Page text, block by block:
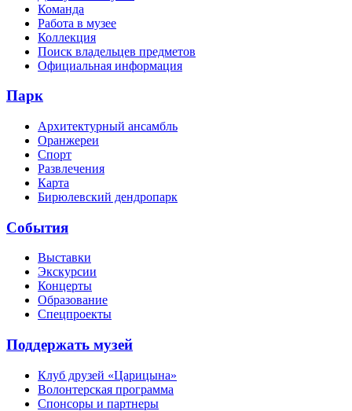
Команда
Работа в музее
Коллекция
Поиск владельцев предметов
Официальная информация
Парк
Архитектурный ансамбль
Оранжереи
Спорт
Развлечения
Карта
Бирюлевский дендропарк
События
Выставки
Экскурсии
Концерты
Образование
Спецпроекты
Поддержать музей
Клуб друзей «Царицына»
Волонтерская программа
Спонсоры и партнеры